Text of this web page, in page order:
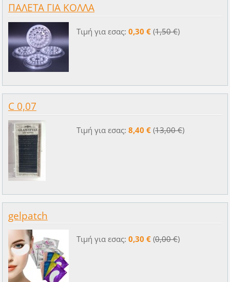
ΠΑΛΕΤΑ ΓΙΑ ΚΟΛΛΑ
Τιμή για εσας: 0,30 €(1,50 €)
C 0,07
Τιμή για εσας: 8,40 €(13,00 €)
gelpatch
Τιμή για εσας: 0,30 €(0,00 €)